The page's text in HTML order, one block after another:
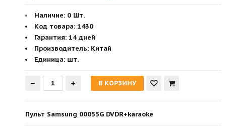
Наличие: 0 Шт.
Код товара: 1430
Гарантия: 14 дней
Производитель: Китай
Единица: шт.
Пульт Samsung 00055G DVDR+karaoke